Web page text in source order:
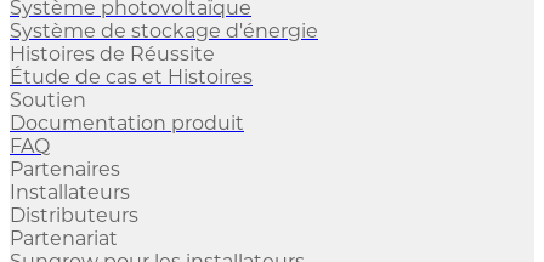
Système photovoltaïque
Système de stockage d'énergie
Histoires de Réussite
Étude de cas et Histoires
Soutien
Documentation produit
FAQ
Partenaires
Installateurs
Distributeurs
Partenariat